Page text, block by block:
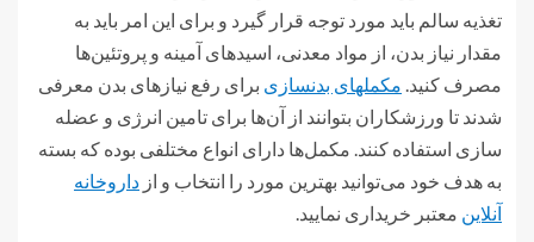
تغذیه سالم باید مورد توجه قرار گیرد و برای این امر باید به
مقدار نیاز بدن، از مواد معدنی، اسیدهای آمینه و پروتئین‌ها
مصرف کنید. مکملهای بدنسازی برای رفع نیازهای بدن معرفی
شدند تا ورزشکاران بتوانند از آن‌ها برای تامین انرژی و عضله
سازی استفاده کنند. مکمل‌ها دارای انواع مختلفی بوده که بسته
به هدف خود می‌توانید بهترین مورد را انتخاب و از داروخانه
آنلاین معتبر خریداری نمایید.